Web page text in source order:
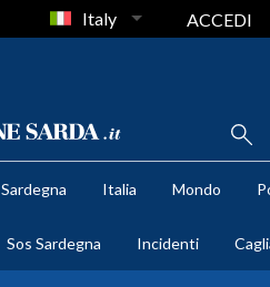
Italy ACCEDI
Sardegna Italia Mondo
Sos Sardegna Incidenti